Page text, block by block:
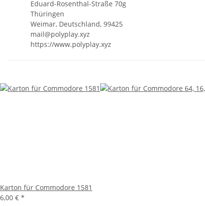
Eduard-Rosenthal-Straße 70g
Thüringen
Weimar, Deutschland, 99425
mail@polyplay.xyz
https://www.polyplay.xyz
Karton für Commodore 1581
6,00 € *